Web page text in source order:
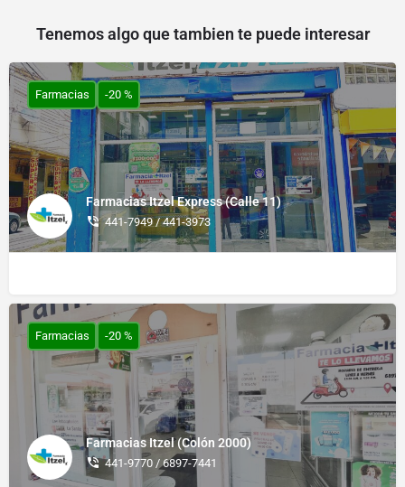
Tenemos algo que tambien te puede interesar
Farmacias Itzel Express (Calle 11)
441-7949 / 441-3973
Farmacias -20 %
Farmacias Itzel (Colón 2000)
441-9770 / 6897-7441
Farmacias -20 %